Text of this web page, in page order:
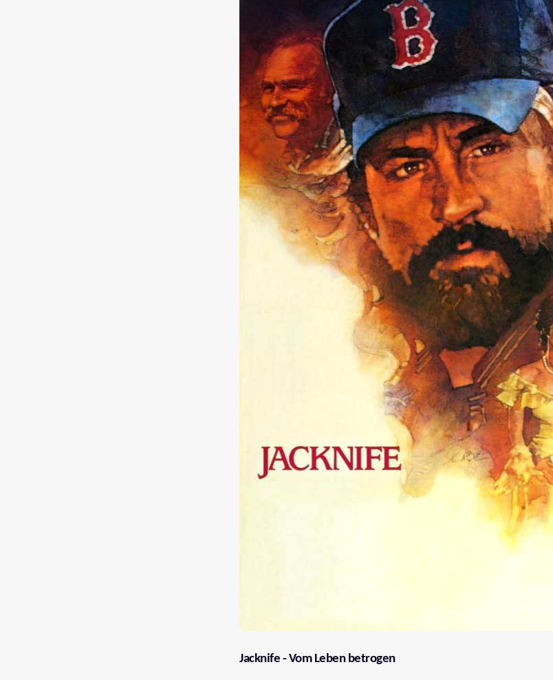
Jacknife - Vom Leben betrogen